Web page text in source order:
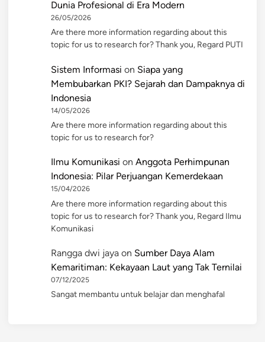
Dunia Profesional di Era Modern
26/05/2026
Are there more information regarding about this
topic for us to research for? Thank you, Regard PUTI
Sistem Informasi on Siapa yang
Membubarkan PKI? Sejarah dan Dampaknya di
Indonesia
14/05/2026
Are there more information regarding about this
topic for us to research for?
Ilmu Komunikasi on Anggota Perhimpunan
Indonesia: Pilar Perjuangan Kemerdekaan
15/04/2026
Are there more information regarding about this
topic for us to research for? Thank you, Regard Ilmu
Komunikasi
Rangga dwi jaya on Sumber Daya Alam
Kemaritiman: Kekayaan Laut yang Tak Ternilai
07/12/2025
Sangat membantu untuk belajar dan menghafal